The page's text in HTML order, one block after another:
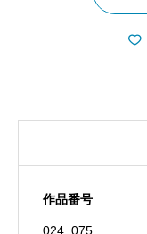
作品番号
024_075